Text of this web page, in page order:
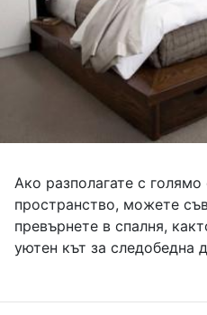
Ако разполагате с
пространство, можете
превърнете в спалня,
уютен кът за следобедна